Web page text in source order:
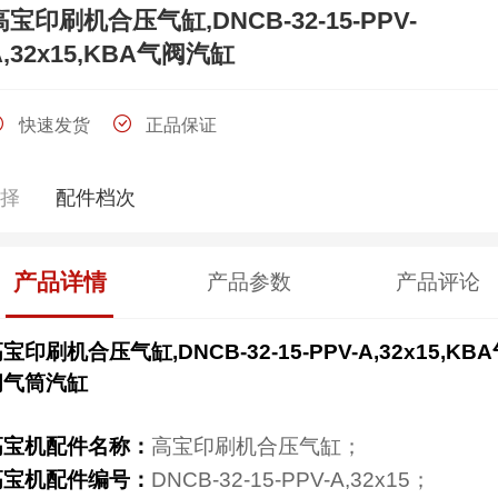
宝印刷机合压气缸,DNCB-32-15-PPV-
气阀汽缸
快速发货 正品保证
配件档次
产品详情 产品参数 产品评论
印刷机合压气缸,DNCB-32-15-PPV-A,32x15,KBA
筒汽缸
机配件名称： 高宝印刷机合压气缸；
机配件编号： DNCB-32-15-PPV-A,32x15；